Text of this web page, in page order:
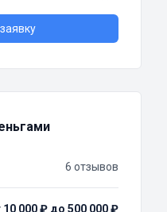
6 отзывов
10 000 ₽ до 500 000 ₽